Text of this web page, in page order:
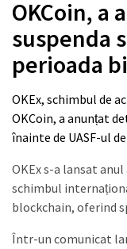
OKCoin, a
suspenda
perioada
OKEx, schimbul de
OKCoin, a anunțat
înainte de UASF-ul
OKEx s-a lansat
schimbul
blockchain, oferind
Într-un comunicat